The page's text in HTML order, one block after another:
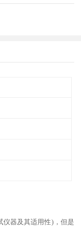
仪器及其适用性)，但是